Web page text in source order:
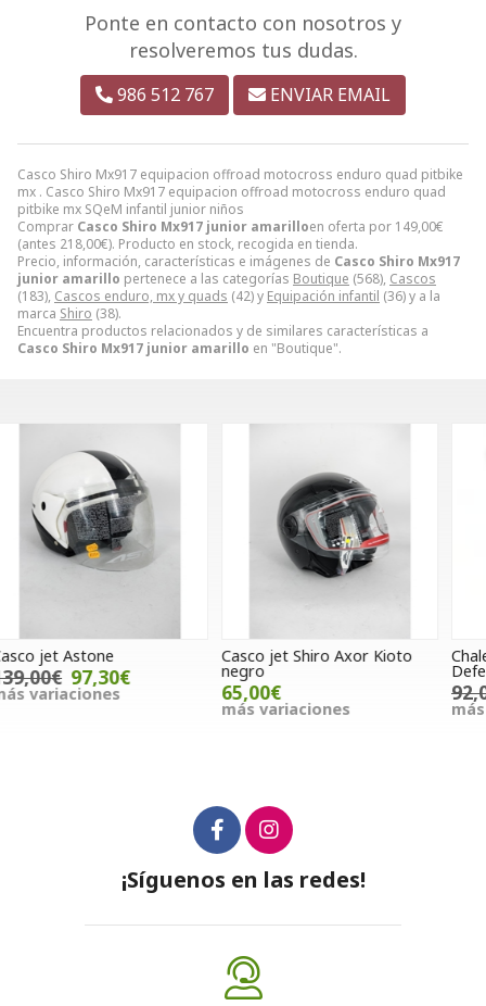
Casco Shiro Mx917 equipacion offroad motocross enduro quad pitbike
mx . Casco Shiro Mx917 equipacion offroad motocross enduro quad
pitbike mx SQeM infantil junior niños
Comprar Casco Shiro Mx917 junior amarilloen oferta por 149,00€
(antes 218,00€). Producto en stock, recogida en tienda.
Precio, información, características e imágenes de Casco Shiro Mx917
junior amarillo pertenece a las categorías Boutique (568), Cascos
(183), Cascos enduro, mx y quads (42) y Equipación infantil (36) y a la
marca Shiro (38).
Encuentra productos relacionados y de similares características a
Casco Shiro Mx917 junior amarillo en "Boutique".
Ponte en contacto con nosotros y
resolveremos tus dudas.
986 512 767 ENVIAR EMAIL
Casco jet Shiro Axor Kioto
negro
65,00€
Chaleco protector Hebo
Defender Pro H junior
92,00€
más variaciones
¡Síguenos en las redes!